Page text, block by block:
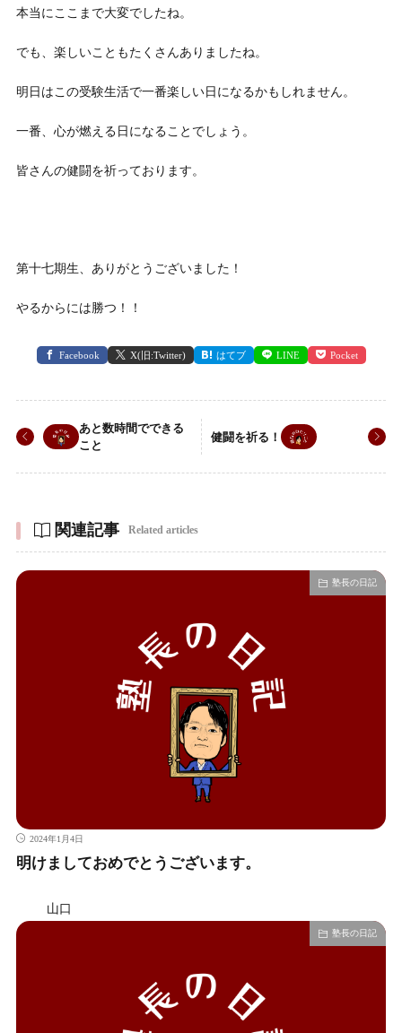
本当にここまで大変でしたね。
でも、楽しいこともたくさんありましたね。
明日はこの受験生活で一番楽しい日になるかもしれません。
一番、心が燃える日になることでしょう。
皆さんの健闘を祈っております。
第十七期生、ありがとうございました！
やるからには勝つ！！
Facebook X(旧:Twitter) はてブ LINE Pocket
あと数時間でできる
こと
健闘を祈る！
関連記事 Related articles
塾長の日記
2024年1月4日
明けましておめでとうございます。
山口
塾長の日記